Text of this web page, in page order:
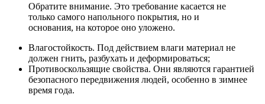
Обратите внимание. Это требование касается не
только самого напольного покрытия, но и
основания, на которое оно уложено.
Влагостойкость. Под действием влаги материал не
должен гнить, разбухать и деформироваться;
Противоскользящие свойства. Они являются гарантией
безопасного передвижения людей, особенно в зимнее
время года.